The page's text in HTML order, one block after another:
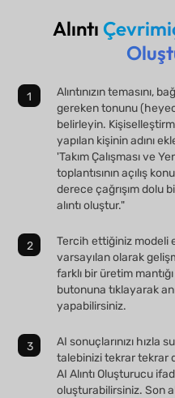
Alıntı
Alıntınızın temasını,
gereken tonunu
belirleyin.
yapılan kişinin adını
'Takım Çalışması ve
toplantısının açılış
derece çağrışım dolu
alıntı oluştur."
Tercih ettiğiniz modeli
varsayılan olarak
farklı bir üretim
butonuna tıklayarak
yapabilirsiniz.
AI sonuçlarınızı hızla
talebinizi tekrar tekrar
AI Alıntı Oluşturucu
oluşturabilirsiniz. Son